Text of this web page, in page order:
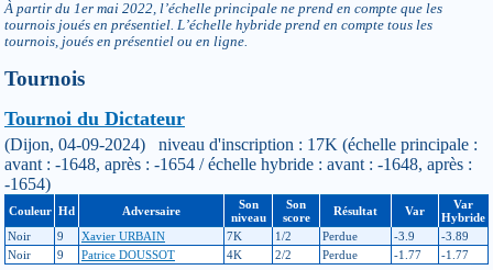
À partir du 1er mai 2022, l’échelle principale ne prend en compte que les
tournois joués en présentiel. L’échelle hybride prend en compte tous les
tournois, joués en présentiel ou en ligne.
Tournois
Tournoi du Dictateur
(Dijon, 04-09-2024) niveau d'inscription : 17K (échelle principale :
avant : -1648, après : -1654 / échelle hybride : avant : -1648, après :
-1654)
Couleur Hd Adversaire
Son
niveau
Son
score
Résultat Var
Var
Hybride
Noir
9 Xavier URBAIN 7K 1/2 Perdue -3.9
-3.89
Noir
9 Patrice DOUSSOT 4K 2/2 Perdue -1.77 -1.77